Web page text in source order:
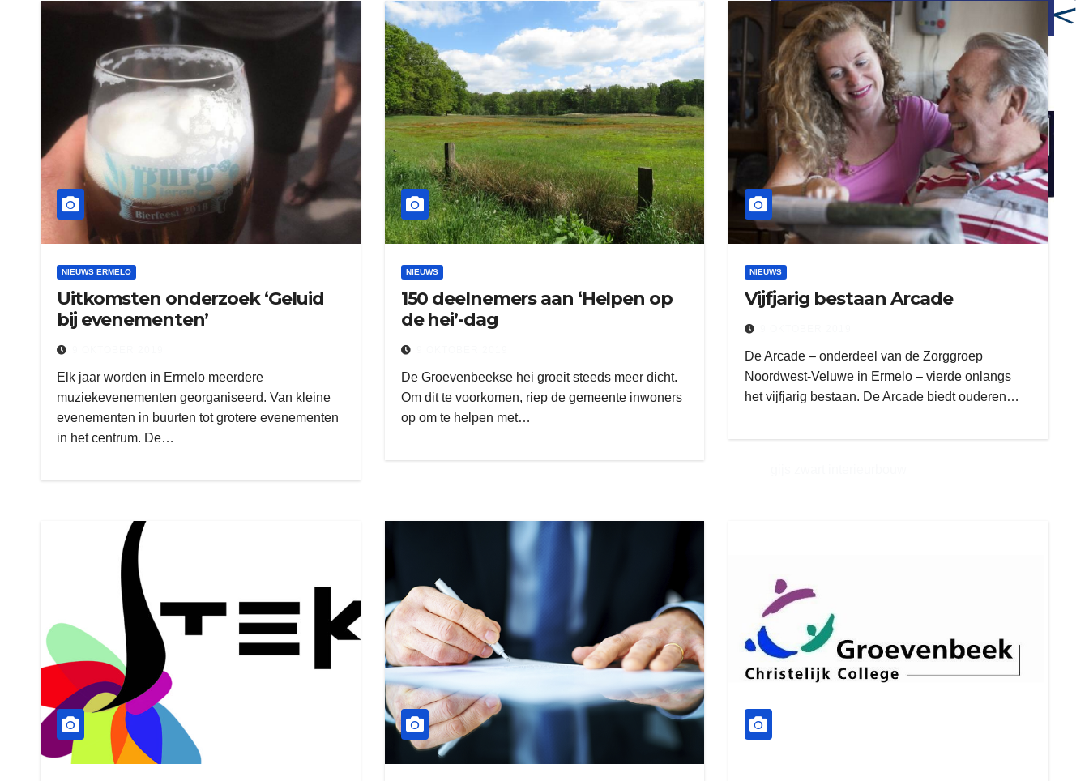
henkvandeberg
ook adverteren
NIEUWS ERMELO
Uitkomsten onderzoek ‘Geluid
bij evenementen’
Elk jaar worden in Ermelo meerdere
muziekevenementen georganiseerd. Van kleine
evenementen in buurten tot grotere evenementen
in het centrum. De…
NIEUWS
150 deelnemers aan ‘Helpen op
de hei’-dag
De Groevenbeekse hei groeit steeds meer dicht.
Om dit te voorkomen, riep de gemeente inwoners
op om te helpen met…
NIEUWS
Vijfjarig bestaan Arcade
De Arcade – onderdeel van de Zorggroep
Noordwest-Veluwe in Ermelo – vierde onlangs
het vijfjarig bestaan. De Arcade biedt ouderen…